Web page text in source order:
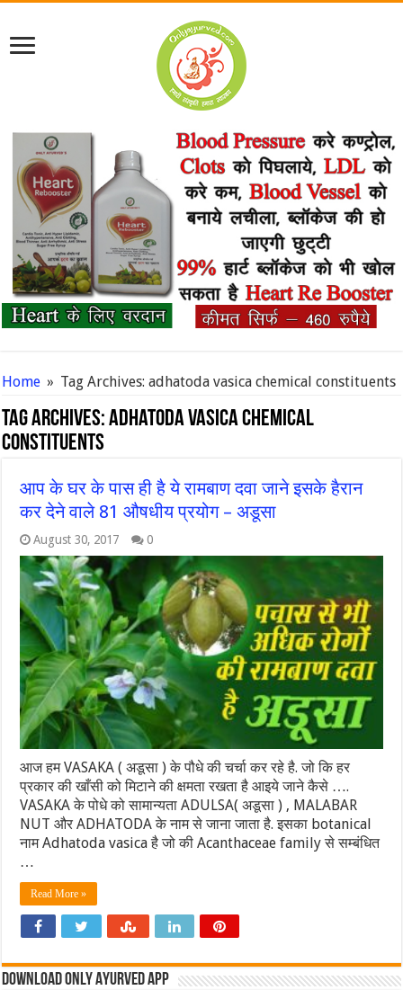
Home » Tag Archives: adhatoda vasica chemical constituents
Tag Archives:adhatoda vasica chemical
constituents
आप के घर के पास ही है ये रामबाण दवा जाने इसके हैरान
कर देने वाले 81 औषधीय प्रयोग – अडूसा
August 30, 2017 0
आज हम VASAKA ( अडूसा ) के पौधे की चर्चा कर रहे है. जो कि हर
प्रकार की खाँसी को मिटाने की क्षमता रखता है आइये जाने कैसे ….
VASAKA के पोधे को सामान्यता ADULSA( अडूसा ) , MALABAR
NUT और ADHATODA के नाम से जाना जाता है. इसका botanical
नाम Adhatoda vasica है जो की Acanthaceae family से सम्बंधित
…
Read More »
Download Only Ayurved App